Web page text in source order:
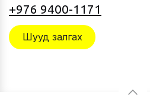
+976 9400-1171
Шууд залгах